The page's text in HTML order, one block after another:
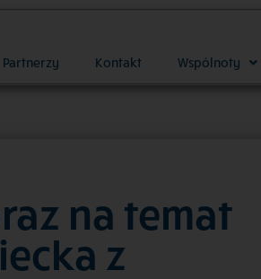
Partnerzy Kontakt Wspólnoty
na temat
z